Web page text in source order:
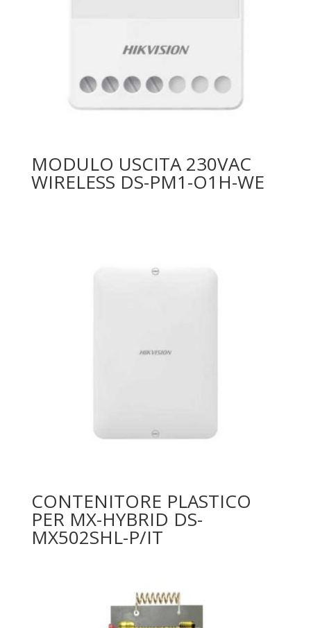
MODULO USCITA 230VAC
WIRELESS DS-PM1-O1H-WE
CONTENITORE PLASTICO
PER MX-HYBRID DS-
MX502SHL-P/IT